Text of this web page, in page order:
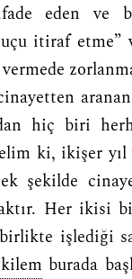
eden ve
itiraf etme”
hiç biri
ki, ikişer
şekilde
Her ikisi
işlediği
burada